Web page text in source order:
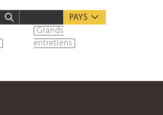
PAYS
Grands
entretiens